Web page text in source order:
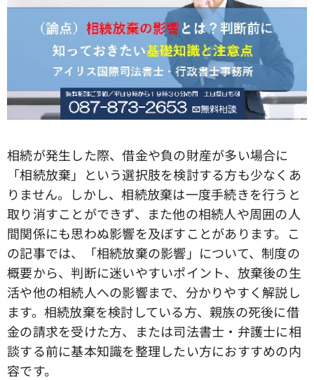
相続が発生した際、借金や負の財産が多い場合に
「相続放棄」という選択肢を検討する方も少なくあ
りません。しかし、相続放棄は一度手続きを行うと
取り消すことができず、また他の相続人や周囲の人
間関係にも思わぬ影響を及ぼすことがあります。こ
の記事では、「相続放棄の影響」について、制度の
概要から、判断に迷いやすいポイント、放棄後の生
活や他の相続人への影響まで、分かりやすく解説し
ます。相続放棄を検討している方、親族の死後に借
金の請求を受けた方、または司法書士・弁護士に相
談する前に基本知識を整理したい方におすすめの内
容です。